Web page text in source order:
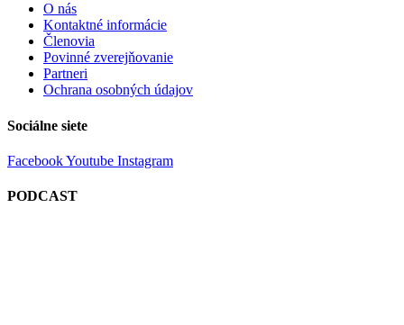
O nás
Kontaktné informácie
Členovia
Povinné zverejňovanie
Partneri
Ochrana osobných údajov
Sociálne siete
FacebookYoutube Instagram
PODCAST